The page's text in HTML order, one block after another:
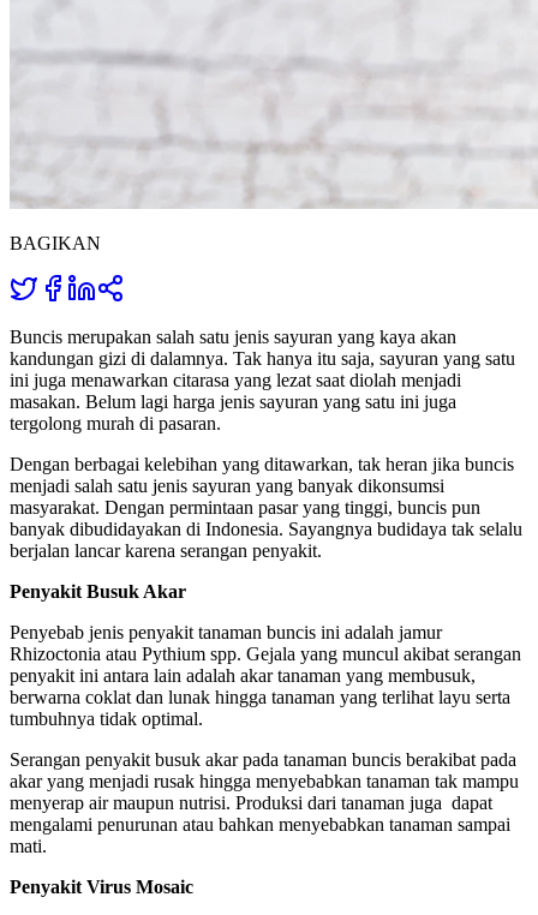
BAGIKAN
Buncis merupakan salah satu jenis sayuran yang kaya akan
kandungan gizi di dalamnya. Tak hanya itu saja, sayuran yang satu
ini juga menawarkan citarasa yang lezat saat diolah menjadi
masakan. Belum lagi harga jenis sayuran yang satu ini juga
tergolong murah di pasaran.
Dengan berbagai kelebihan yang ditawarkan, tak heran jika buncis
menjadi salah satu jenis sayuran yang banyak dikonsumsi
masyarakat. Dengan permintaan pasar yang tinggi, buncis pun
banyak dibudidayakan di Indonesia. Sayangnya budidaya tak selalu
berjalan lancar karena serangan penyakit.
Penyakit Busuk Akar
Penyebab jenis penyakit tanaman buncis ini adalah jamur
Rhizoctonia atau Pythium spp. Gejala yang muncul akibat serangan
penyakit ini antara lain adalah akar tanaman yang membusuk,
berwarna coklat dan lunak hingga tanaman yang terlihat layu serta
tumbuhnya tidak optimal.
Serangan penyakit busuk akar pada tanaman buncis berakibat pada
akar yang menjadi rusak hingga menyebabkan tanaman tak mampu
menyerap air maupun nutrisi. Produksi dari tanaman juga dapat
mengalami penurunan atau bahkan menyebabkan tanaman sampai
mati.
Penyakit Virus Mosaic